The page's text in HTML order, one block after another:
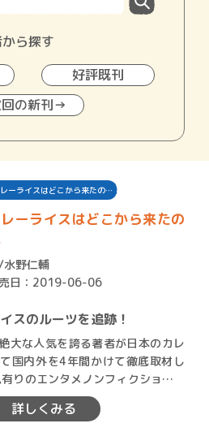
ら探す
好評既刊
の新刊→
ーライスはどこから来たの…
ーライスはどこから来たの
水野仁輔
日：2019-06-06
スのルーツを追跡！
大な人気を誇る著者が日本のカレ
国内外を4年間かけて徹底取材し
りのエンタメノンフィクション。
詳しくみる